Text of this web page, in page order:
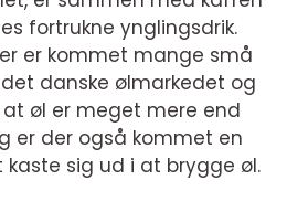
fortrukne ynglingsdrik.
er kommet mange små
danske ølmarkedet og
øl er meget mere end
er der også kommet en
kaste sig ud i at brygge øl.